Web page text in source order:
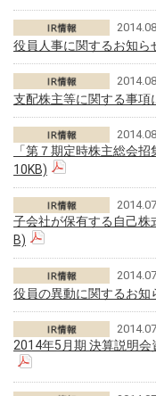
役員人事に関するお知ら
支配株主等に関する事項
「第７期定時株主総会
10KB)
子会社が保有する自己株
B)
役員の異動に関するお知
2014年5月期 決算説明会